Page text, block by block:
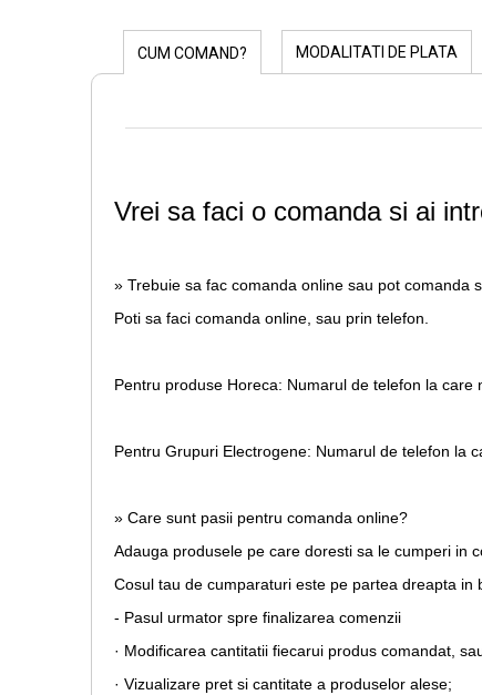
CUM COMAND? MODALITATI DE PLATA
Vrei sa faci o comanda si ai
» Trebuie sa fac comanda online sau pot comanda
Poti sa faci comanda online, sau prin telefon.
Pentru produse Horeca: Numarul de telefon la care
Pentru Grupuri Electrogene: Numarul de telefon la
» Care sunt pasii pentru comanda online?
Adauga produsele pe care doresti sa le cumperi in
Cosul tau de cumparaturi este pe partea dreapta in
- Pasul urmator spre finalizarea comenzii
· Modificarea cantitatii fiecarui produs comandat,
· Vizualizare pret si cantitate a produselor alese;